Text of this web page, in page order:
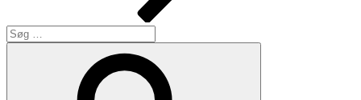
Søg
efter: